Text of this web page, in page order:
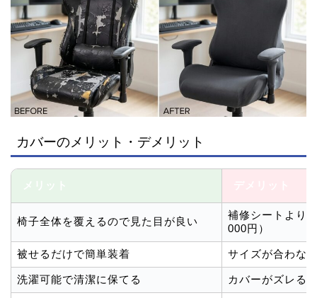
カバーのメリット・デメリット
椅子全体を覆えるので見た目が良い
補修シートより
000円）
被せるだけで簡単装着 サイズが合わな
洗濯可能で清潔に保てる カバーがズレる